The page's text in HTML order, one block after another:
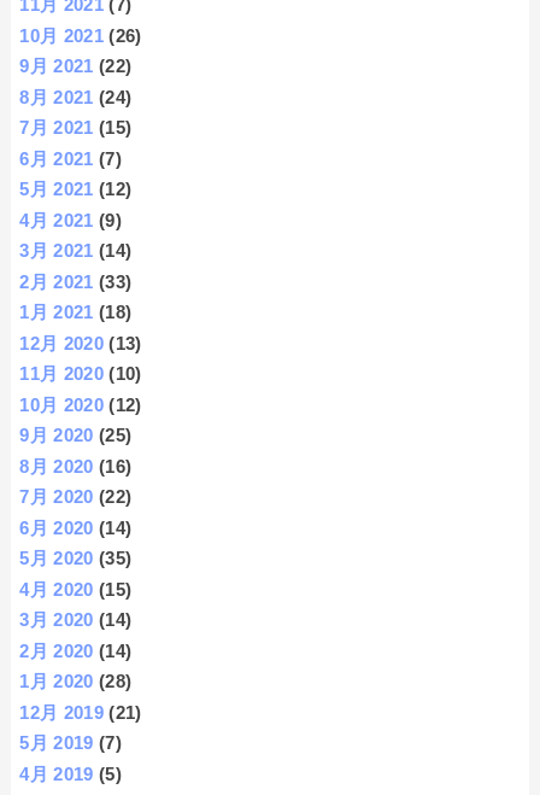
11月 2021 (7)
10月 2021 (26)
9月 2021 (22)
8月 2021 (24)
7月 2021 (15)
6月 2021 (7)
5月 2021 (12)
4月 2021 (9)
3月 2021 (14)
2月 2021 (33)
1月 2021 (18)
12月 2020 (13)
11月 2020 (10)
10月 2020 (12)
9月 2020 (25)
8月 2020 (16)
7月 2020 (22)
6月 2020 (14)
5月 2020 (35)
4月 2020 (15)
3月 2020 (14)
2月 2020 (14)
1月 2020 (28)
12月 2019 (21)
5月 2019 (7)
4月 2019 (5)